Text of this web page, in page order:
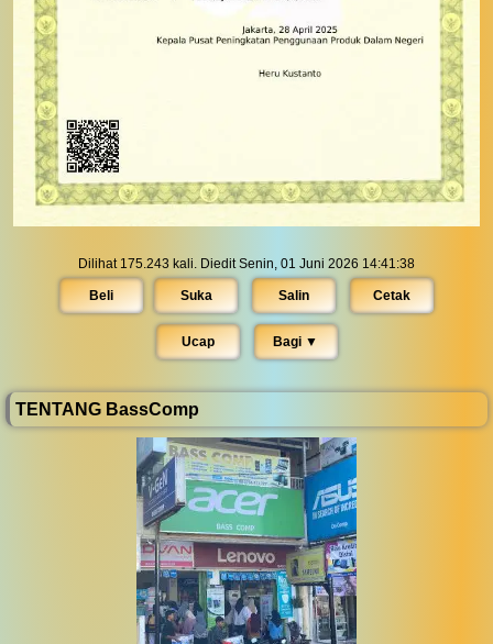
Dilihat 175.243 kali. Diedit Senin, 01 Juni 2026 14:41:38
Beli Suka Salin Cetak
Ucap Bagi ▼︎
TENTANG BassComp